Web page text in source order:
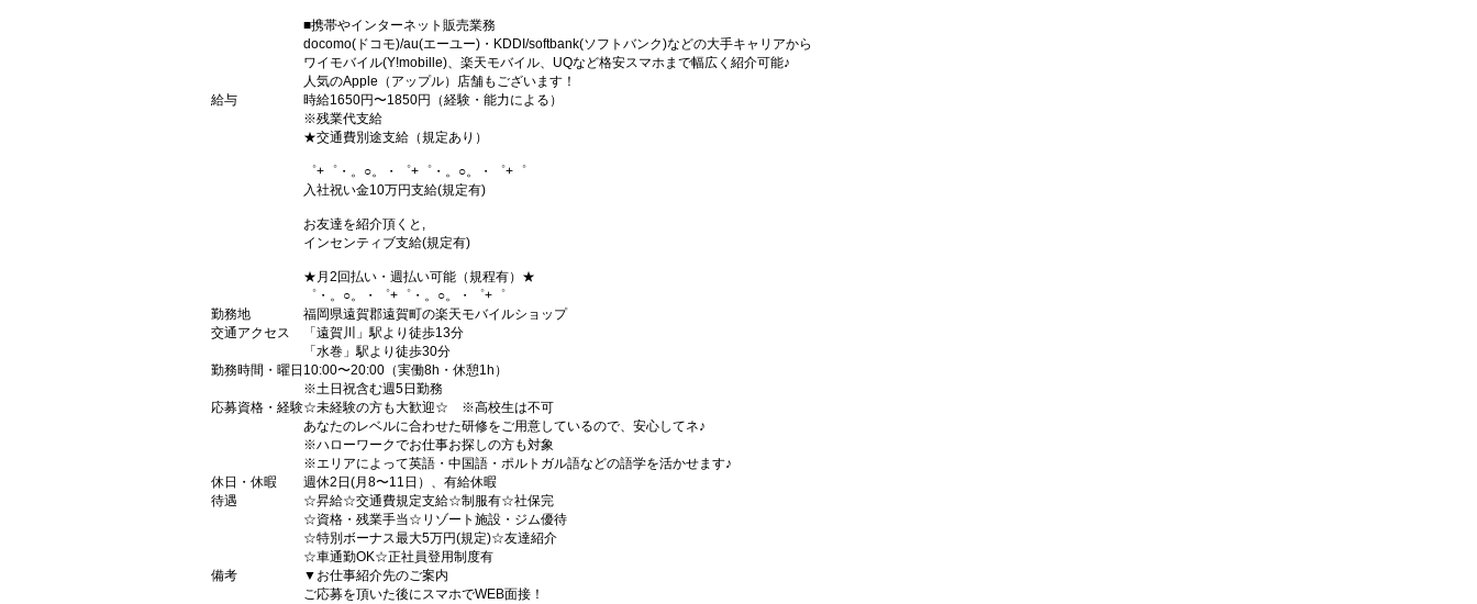
■携帯やインターネット販売業務
docomo(ドコモ)/au(エーユー)・KDDI/softbank(ソフトバンク)などの大手キャリアから
ワイモバイル(Y!mobille)、楽天モバイル、UQなど格安スマホまで幅広く紹介可能♪
人気のApple（アップル）店舗もございます！
給与
時給1650円〜1850円（経験・能力による）
※残業代支給
★交通費別途支給（規定あり）
゜+゜・。○。・゜+゜・。○。・゜+゜
入社祝い金10万円支給(規定有)
お友達を紹介頂くと,
インセンティブ支給(規定有)
★月2回払い・週払い可能（規程有）★
゜・。○。・゜+゜・。○。・゜+゜
勤務地
福岡県遠賀郡遠賀町の楽天モバイルショップ
交通アクセス
「遠賀川」駅より徒歩13分
「水巻」駅より徒歩30分
勤務時間・曜日 10:00〜20:00（実働8h・休憩1h）
※土日祝含む週5日勤務
応募資格・経験☆未経験の方も大歓迎☆ ※高校生は不可
あなたのレベルに合わせた研修をご用意しているので、安心してネ♪
※ハローワークでお仕事お探しの方も対象
※エリアによって英語・中国語・ポルトガル語などの語学を活かせます♪
休日・休暇
週休2日(月8〜11日）、有給休暇
待遇
☆昇給☆交通費規定支給☆制服有☆社保完
☆資格・残業手当☆リゾート施設・ジム優待
☆特別ボーナス最大5万円(規定)☆友達紹介
☆車通勤OK☆正社員登用制度有
備考
▼お仕事紹介先のご案内
ご応募を頂いた後にスマホでWEB面接！